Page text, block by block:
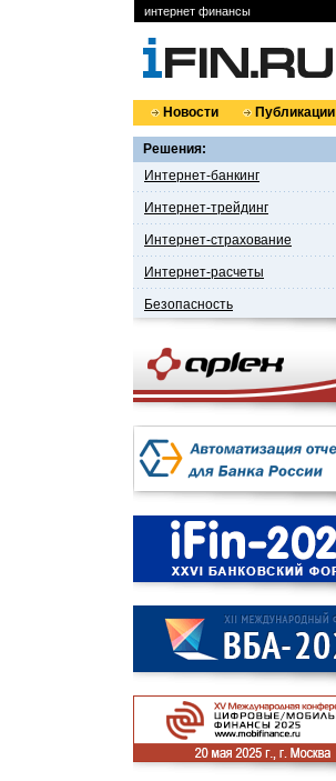
интернет финансы
Новости Публикации
Решения:
Интернет-банкинг
Интернет-трейдинг
Интернет-страхование
Интернет-расчеты
Безопасность